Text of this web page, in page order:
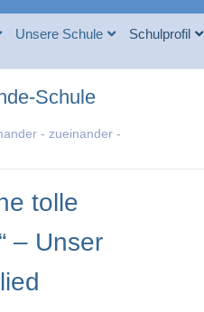
Unsere Schule Schulprofil
Schule
- zueinander -
tolle
– Unser